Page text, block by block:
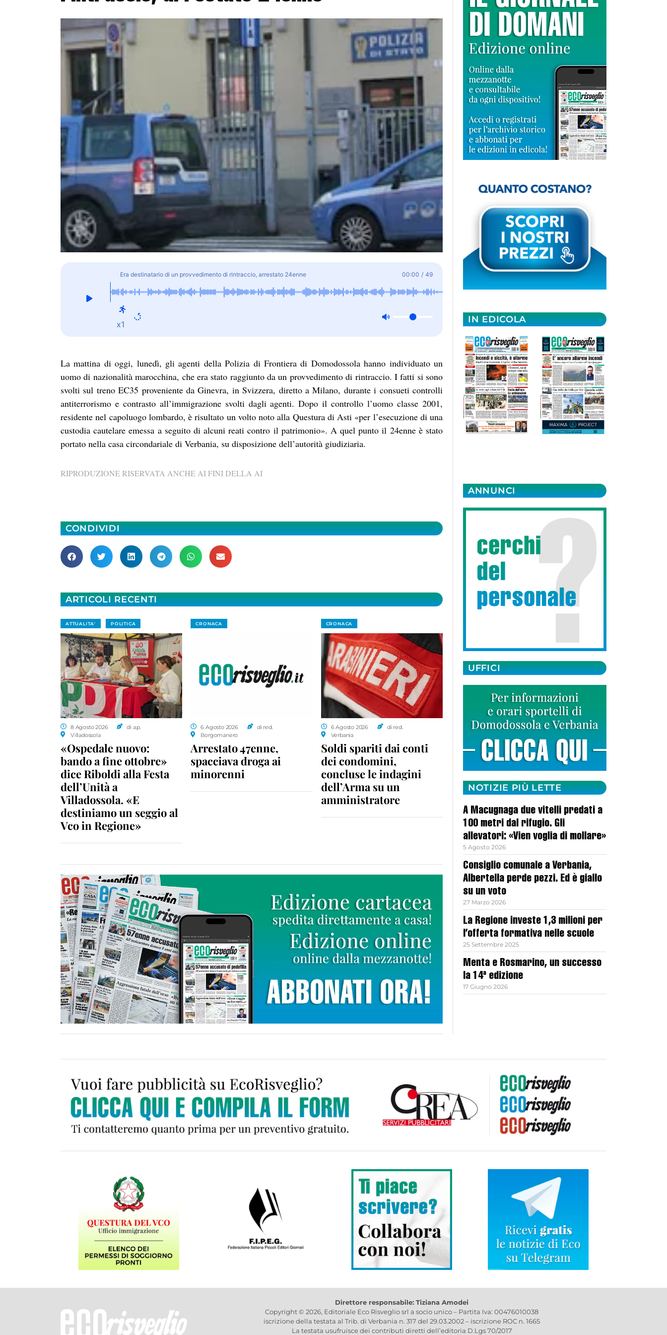
Era destinatario di un provvedimento di rintraccio, arrestato 24enne 00:00 / 49
x1
La mattina di oggi, lunedì, gli agenti della Polizia di Frontiera di Domodossola hanno individuato un
uomo di nazionalità marocchina, che era stato raggiunto da un provvedimento di rintraccio. I fatti si sono
svolti sul treno EC35 proveniente da Ginevra, in Svizzera, diretto a Milano, durante i consueti controlli
antiterrorismo e contrasto all’immigrazione svolti dagli agenti. Dopo il controllo l’uomo classe 2001,
residente nel capoluogo lombardo, è risultato un volto noto alla Questura di Asti «per l’esecuzione di una
custodia cautelare emessa a seguito di alcuni reati contro il patrimonio». A quel punto il 24enne è stato
portato nella casa circondariale di Verbania, su disposizione dell’autorità giudiziaria.
RIPRODUZIONE RISERVATA ANCHE AI FINI DELLA AI
CONDIVIDI
ARTICOLI RECENTI
ATTUALITA' POLITICA
8 Agosto 2026
di a.p.
Villadossola
«Ospedale nuovo:
bando a fine ottobre»
dice Riboldi alla Festa
dell’Unità a
Villadossola. «E
destiniamo un seggio al
Vco in Regione»
CRONACA
6 Agosto 2026
di red.
Borgomanero
Arrestato 47enne,
spacciava droga ai
minorenni
CRONACA
6 Agosto 2026
di red.
Verbania
Soldi spariti dai conti
dei condomini,
concluse le indagini
dell’Arma su un
amministratore
IN EDICOLA
ANNUNCI
UFFICI
NOTIZIE PIÙ LETTE
A Macugnaga due vitelli predati a
100 metri dal rifugio. Gli
allevatori: «Vien voglia di mollare»
5 Agosto 2026
Consiglio comunale a Verbania,
Albertella perde pezzi. Ed è giallo
su un voto
27 Marzo 2026
La Regione investe 1,3 milioni per
l’offerta formativa nelle scuole
25 Settembre 2025
Menta e Rosmarino, un successo
la 14ª edizione
17 Giugno 2026
Direttore responsabile: Tiziana Amodei
Copyright © 2026, Editoriale Eco Risveglio srl a socio unico – Partita Iva: 00476010038
iscrizione della testata al Trib. di Verbania n. 317 del 29.03.2002 – iscrizione ROC n. 1665
La testata usufruisce dei contributi diretti dell’editoria D.Lgs 70/2017